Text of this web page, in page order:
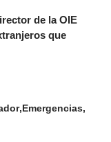
de la OIE
que
Emergencias